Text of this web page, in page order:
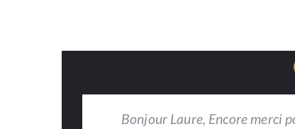
Bonjour Laure, Encore merci